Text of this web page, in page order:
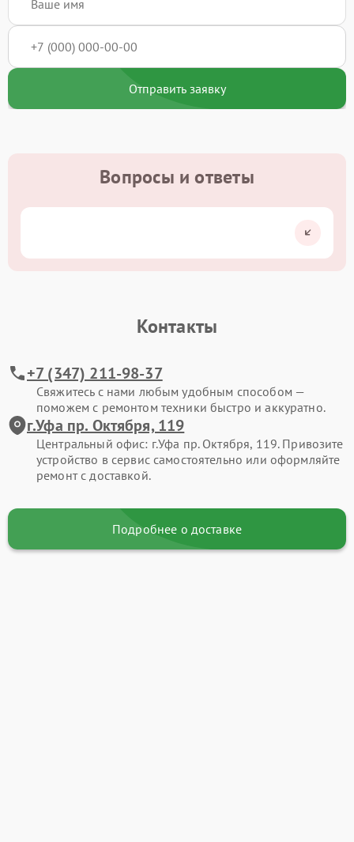
Отправить заявку
Вопросы и ответы
Контакты
+7 (347) 211-98-37
Свяжитесь с нами любым удобным способом —
поможем с ремонтом техники быстро и аккуратно.
г.Уфа пр. Октября, 119
Центральный офис: г.Уфа пр. Октября, 119. Привозите
устройство в сервис самостоятельно или оформляйте
ремонт с доставкой.
Подробнее о доставке